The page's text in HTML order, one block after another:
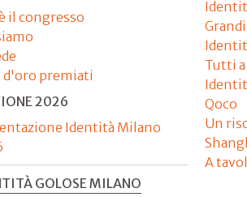
il congresso
d'oro premiati
2026
Identità Milano
GOLOSE MILANO
Tutti
Qoco
Un
A